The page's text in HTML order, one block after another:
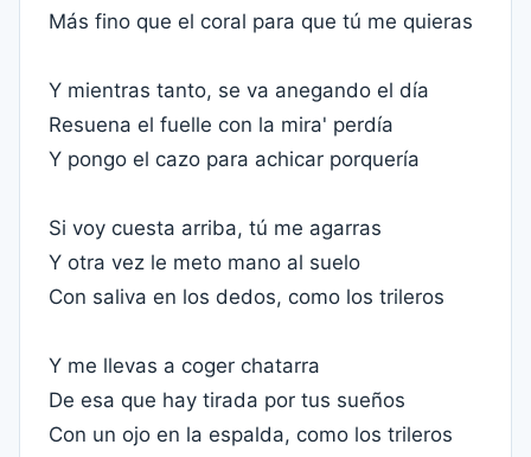
Más fino que el coral para que tú me quieras
Y mientras tanto, se va anegando el día
Resuena el fuelle con la mira' perdía
Y pongo el cazo para achicar porquería
Si voy cuesta arriba, tú me agarras
Y otra vez le meto mano al suelo
Con saliva en los dedos, como los trileros
Y me llevas a coger chatarra
De esa que hay tirada por tus sueños
Con un ojo en la espalda, como los trileros